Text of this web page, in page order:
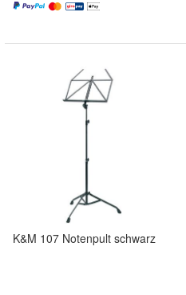
K&M 107 Notenpult schwarz